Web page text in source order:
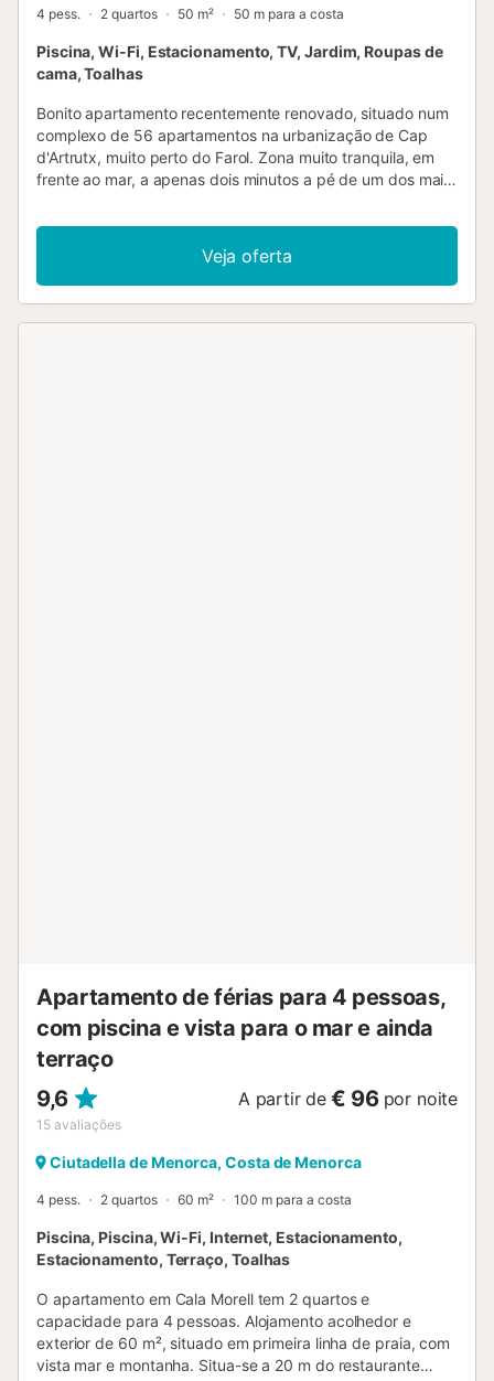
4 pess. 2 quartos 50 m² 50 m para a costa
Piscina, Wi-Fi, Estacionamento, TV, Jardim, Roupas de
cama, Toalhas
Bonito apartamento recentemente renovado, situado num
complexo de 56 apartamentos na urbanização de Cap
d'Artrutx, muito perto do Farol. Zona muito tranquila, em
frente ao mar, a apenas dois minutos a pé de um dos mais
concebido para quatro pessoas, com dois quartos e uma
casa de banho, e dispõe de um amplo terraço virado para
o jardim do complexo e para a piscina. Está totalmente
equipado com eletrodomésticos e utilidades para uma
Veja oferta
Apartamento de férias para 4 pessoas,
com piscina e vista para o mar e ainda
terraço
9,6
15 avaliações
A partir de € 96 por noite
Ciutadella de Menorca, Costa de Menorca
4 pess. 2 quartos 60 m² 100 m para a costa
Piscina, Piscina, Wi-Fi, Internet, Estacionamento,
Estacionamento, Terraço, Toalhas
O apartamento em Cala Morell tem 2 quartos e
capacidade para 4 pessoas. Alojamento acolhedor e
exterior de 60 m², situado em primeira linha de praia, com
vista mar e montanha. Situa-se a 20 m do restaurante